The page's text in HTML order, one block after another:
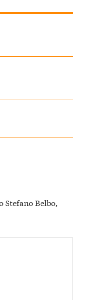
Stefano Belbo,